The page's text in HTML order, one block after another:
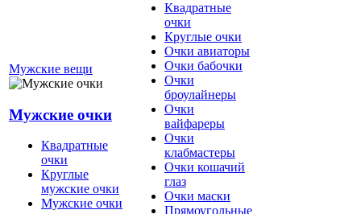
Мужские вещи
Мужские очки
Квадратные
очки
Круглые
мужские очки
Мужские очки
Квадратные
очки
Круглые очки
Очки авиаторы
Очки бабочки
Очки
броулайнеры
Очки
вайфареры
Очки
клабмастеры
Очки кошачий
глаз
Очки маски
Прямоугольные